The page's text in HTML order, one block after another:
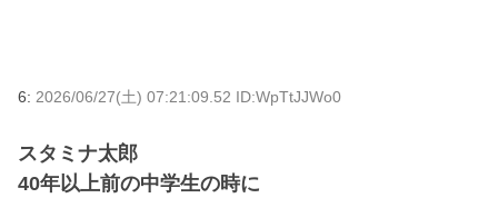
6: 2026/06/27(土) 07:21:09.52 ID:WpTtJJWo0
スタミナ太郎
40年以上前の中学生の時に